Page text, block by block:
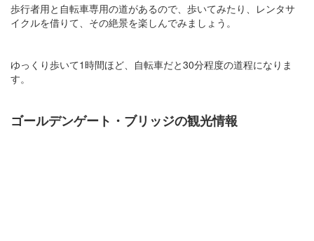
歩行者用と自転車専用の道があるので、歩いてみたり、レンタサ
イクルを借りて、その絶景を楽しんでみましょう。
ゆっくり歩いて1時間ほど、自転車だと30分程度の道程になりま
す。
ゴールデンゲート・ブリッジの観光情報